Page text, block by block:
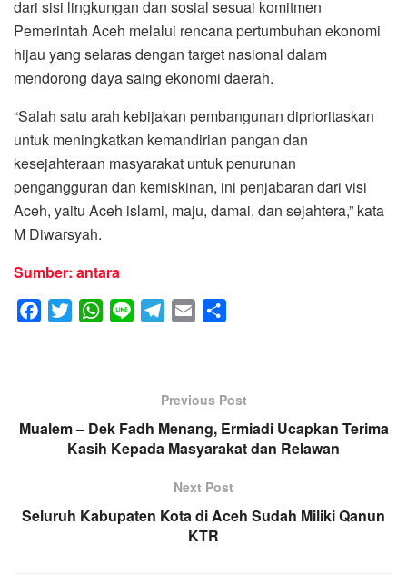
dari sisi lingkungan dan sosial sesuai komitmen
Pemerintah Aceh melalui rencana pertumbuhan ekonomi
hijau yang selaras dengan target nasional dalam
mendorong daya saing ekonomi daerah.
“Salah satu arah kebijakan pembangunan diprioritaskan
untuk meningkatkan kemandirian pangan dan
kesejahteraan masyarakat untuk penurunan
pengangguran dan kemiskinan, ini penjabaran dari visi
Aceh, yaitu Aceh islami, maju, damai, dan sejahtera,” kata
M Diwarsyah.
Sumber: antara
o
e
r
W
A
p
g
r
a
l
e
Previous Post
Mualem – Dek Fadh Menang, Ermiadi Ucapkan Terima
Kasih Kepada Masyarakat dan Relawan
Next Post
Seluruh Kabupaten Kota di Aceh Sudah Miliki Qanun
KTR